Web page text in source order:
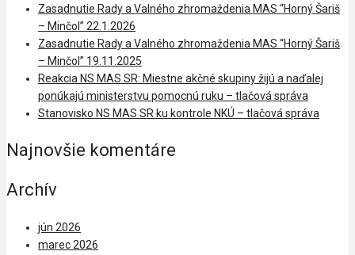
Zasadnutie Rady a Valného zhromaždenia MAS “Horný Šariš
– Minčol” 22.1.2026
Zasadnutie Rady a Valného zhromaždenia MAS “Horný Šariš
– Minčol” 19.11.2025
Reakcia NS MAS SR: Miestne akčné skupiny žijú a naďalej
ponúkajú ministerstvu pomocnú ruku – tlačová správa
Stanovisko NS MAS SR ku kontrole NKÚ – tlačová správa
Najnovšie komentáre
Archív
jún 2026
marec 2026